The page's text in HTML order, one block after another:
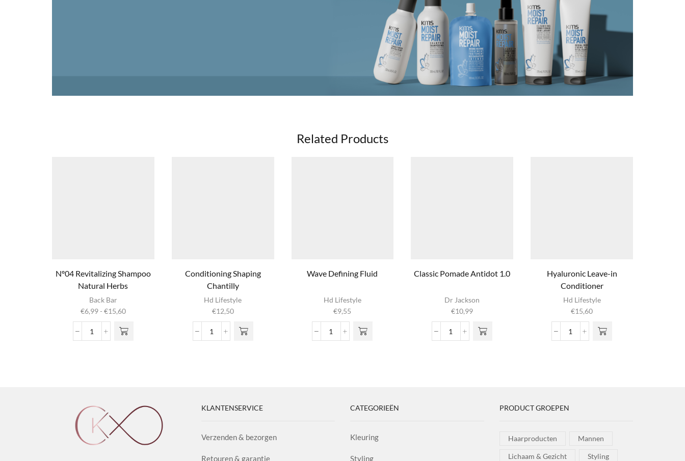
Related Products
Nº04 Revitalizing Shampoo
Natural Herbs
Back Bar
€6,99- €15,60Prijsklasse:
tot
Nº04
heeft
meerdere
optie kan
Conditioning Shaping
Chantilly
Hd Lifestyle
€12,50
Conditioning
Wave Defining Fluid
Hd Lifestyle
€9,55
Wave
Classic Pomade Antidot 1.0
Dr Jackson
€10,99
Classic
Hyaluronic Leave-in
Conditioner
Hd Lifestyle
€15,60
Hyaluronic
KLANTENSERVICE
Verzenden & bezorgen
Retouren & garantie
CATEGORIEËN
Kleuring
Styling
PRODUCT GROEPEN
Haarproducten Mannen
Lichaam & Gezicht Styling